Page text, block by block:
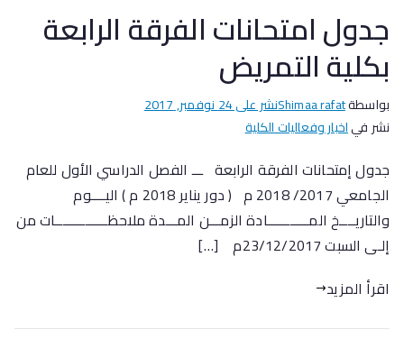
جدول امتحانات الفرقة الرابعة
بكلية التمريض
بواسطةShimaa rafatنشر على24 نوفمبر, 2017
نشر فياخبار وفعاليات الكلية
جدول إمتحانات الفرقة الرابعة ـــ الفصل الدراسي الأول للعام
الجامعي 2017/ 2018 م ( دور يناير 2018 م ) اليــــوم
والتاريــــخ المـــــــــــادة الزمـــن المـــدة ملاحظــــــــــــــات من
إلـى السبت 23/12/2017م […]
اقرأ المزيد